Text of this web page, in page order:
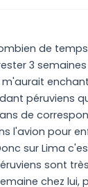
de
3
péruviens
de
l'avion pour
sur Lima
sont
chez lui,